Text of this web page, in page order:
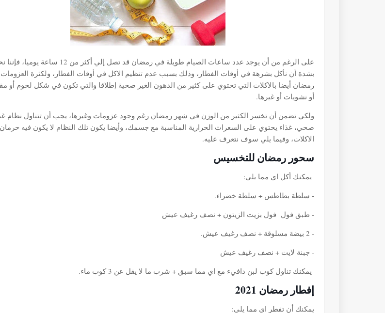
على الرغم من أن يوجد عدد ساعات الصيام طويلة في رمضان قد تصل إلي أكثر من 12
بشدة أن نأكل بشرهة في أوقات الفطار، وذلك بسبب عدم تنظيم الاكل في أوقات الفطار، ولكثرة
رمضان أيضا بالاكلات التي تحتوي على كثير من الدهون الغير صحية إطلاقا والتي تكون في شكل لحوم أو
أو نشويات أو غيرها.
ولكي تضمن أن تخسر الكثير من الوزن في شهر رمضان رغم وجود عزومات وغيرها، يجب أن تتناول نظام
صحي، غذاء يحتوي على السعرات الحرارية المناسبة مع جسمك، وأيضا يكون تلك النظام لا يكون فيه
الاكلات، وفيما يلي سوف نتعرف عليه.
سحور رمضان للتخسيس
يمكنك أكل اي مما يلي:
- سلطة بطاطس + سلطة خضراء.
- طبق فول فول بزيت الزيتون + نصف رغيف عيش
- 2 بيضة مسلوقة + نصف رغيف عيش.
- جبنة لايت + نصف رغيف عيش
يمكنك تناول كوب لبن دافيء مع اي مما سبق + شرب ما لا يقل عن 3 كوب ماء.
إفطار رمضان 2021
يمكنك أن تفطر اي مما يلي: